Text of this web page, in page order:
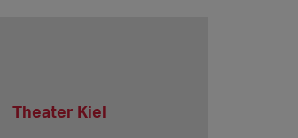
Theater Kiel